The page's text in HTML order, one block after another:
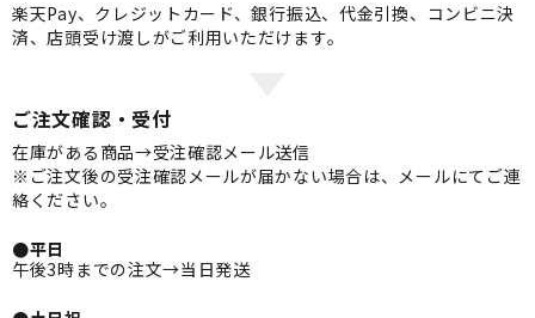
楽天Pay、クレジットカード、銀行振込、代金引換、コンビニ決
済、店頭受け渡しがご利用いただけます。
ご注文確認・受付
在庫がある商品→受注確認メール送信
※ご注文後の受注確認メールが届かない場合は、メールにてご連
絡ください。
●平日
午後3時までの注文→当日発送